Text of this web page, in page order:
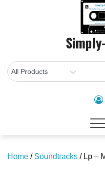
Home / Soundtracks / Lp –